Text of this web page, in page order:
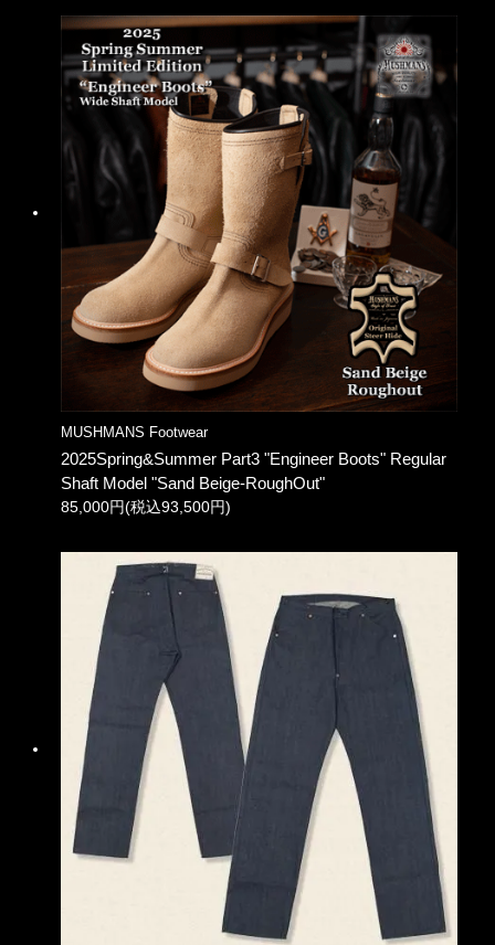
MUSHMANS Footwear
2025Spring&Summer Part3 "Engineer Boots" Regular
Shaft Model "Sand Beige-RoughOut"
85,000円(税込93,500円)